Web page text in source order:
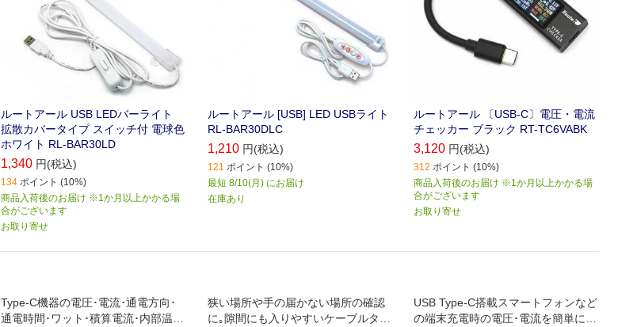
ルートアール USB LEDバーライト
拡散カバータイプ スイッチ付 電球色
ホワイト RL-BAR30LD
1,340 円(税込)
134 ポイント (10%)
商品入荷後のお届け ※1か月以上かかる場
合がございます
お取り寄せ
ルートアール [USB] LED USBライト
RL-BAR30DLC
1,210 円(税込)
121 ポイント (10%)
最短 8/10(月) にお届け
在庫あり
ルートアール 〔USB-C〕電圧・電流
チェッカー ブラック RT-TC6VABK
3,120 円(税込)
312 ポイント (10%)
商品入荷後のお届け ※1か月以上かかる場
合がございます
お取り寄せ
Type-C機器の電圧･電流･通電方向･
通電時間･ワット･積算電流･内部温度
狭い場所や手の届かない場所の確認
に｡隙間にも入りやすいケーブルタイ
USB Type-C搭載スマートフォンなど
の端末充電時の電圧･電流を簡単に確